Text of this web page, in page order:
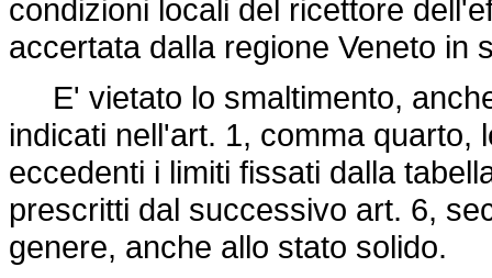
condizioni locali del ricettore
accertata dalla regione Veneto in
E' vietato lo smaltimento,
indicati nell'art. 1, comma quarto,
eccedenti i limiti fissati dalla
prescritti dal successivo art. 6,
genere, anche allo stato solido.